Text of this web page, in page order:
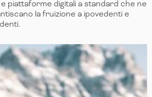
piattaforme digitali a standard che ne
la fruizione a ipovedenti e